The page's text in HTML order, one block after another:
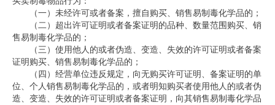
（一）未经许可或者备案，擅自购买、销售易制毒化学品的；
（二）超出许可证明或者备案证明的品种、数量范围购买、销
售易制毒化学品的；
（三）使用他人的或者伪造、变造、失效的许可证明或者备案
证明购买、销售易制毒化学品的；
（四）经营单位违反规定，向无购买许可证明、备案证明的单
位、个人销售易制毒化学品的，或者明知购买者使用他人的或者伪
造、变造、失效的许可证明或者备案证明，向其销售易制毒化学品